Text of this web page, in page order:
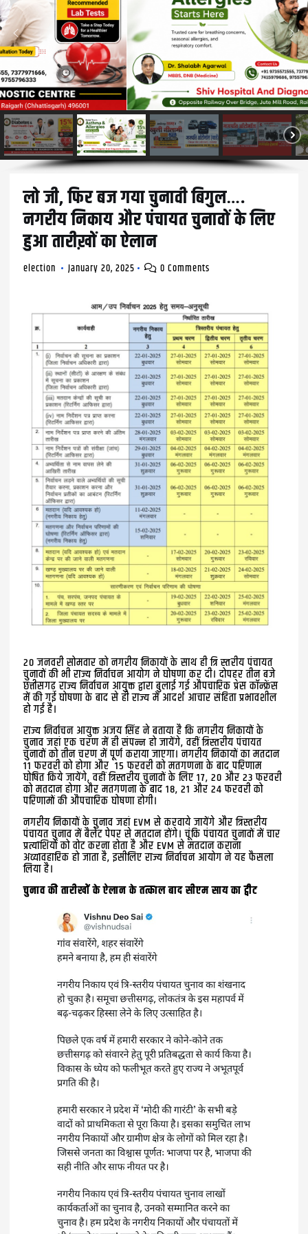
लो जी, फिर बज गया चुनावी बिगुल….
नगरीय निकाय और पंचायत चुनावों के लिए
हुआ तारीख़ों का ऐलान
election January 20, 2025 0 Comments
20 जनवरी सोमवार को नगरीय निकायों के साथ ही त्रि स्तरीय पंचायत
चुनावों की भी राज्य निर्वाचन आयोग ने घोषणा कर दी। दोपहर तीन बजे
छत्तीसगढ़ राज्य निर्वाचन आयुक्त द्वारा बुलाई गई औपचारिक प्रेस कॉन्फ्रेंस
में की गई घोषणा के बाद से ही राज्य में आदर्श आचार संहिता प्रभावशील
हो गई है।
राज्य निर्वाचन आयुक्त अजय सिंह ने बताया है कि नगरीय निकायों के
चुनाव जहां एक चरण में ही संपन्न हो जायेंगे, वहीं त्रिस्तरीय पंचायत
चुनावों को तीन चरण में पूर्ण कराया जाएगा। नगरीय निकायों का मतदान
11 फरवरी को होगा और 15 फरवरी को मतगणना के बाद परिणाम
घोषित किये जायेंगे, वहीं त्रिस्तरीय चुनावों के लिए 17, 20 और 23 फरवरी
को मतदान होगा और मतगणना के बाद 18, 21 और 24 फरवरी को
परिणामों की औपचारिक घोषणा होगी।
नगरीय निकायों के चुनाव जहां EVM से करवाये जायेंगे और त्रिस्तरीय
पंचायत चुनाव में बैलेट पेपर से मतदान होंगे। चूंकि पंचायत चुनावों में चार
प्रत्याशियों को वोट करना होता है और EVM से मतदान कराना
अव्यावहारिक हो जाता है, इसीलिए राज्य निर्वाचन आयोग ने यह फैसला
लिया है।
चुनाव की तारीखों के ऐलान के तत्काल बाद सीएम साय का ट्वीट